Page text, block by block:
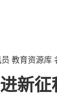
教育资源库
新